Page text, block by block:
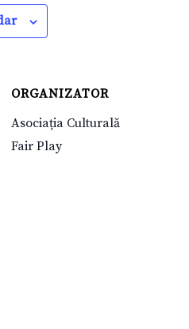
ORGANIZATOR
Asociația Culturală
Fair Play